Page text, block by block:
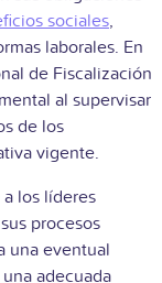
sociales,
laborales. En
de Fiscalización
al supervisar
de los
vigente.
los líderes
procesos
una eventual
adecuada